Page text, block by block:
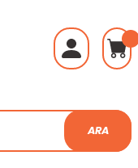
ARA